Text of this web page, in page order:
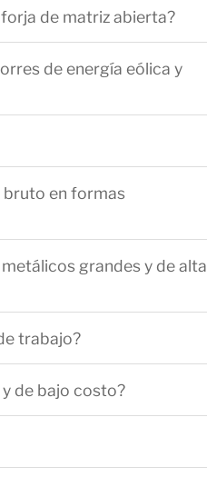
de matriz abierta?
de energía eólica y
bruto en formas
grandes y de alta
trabajo?
de bajo costo?